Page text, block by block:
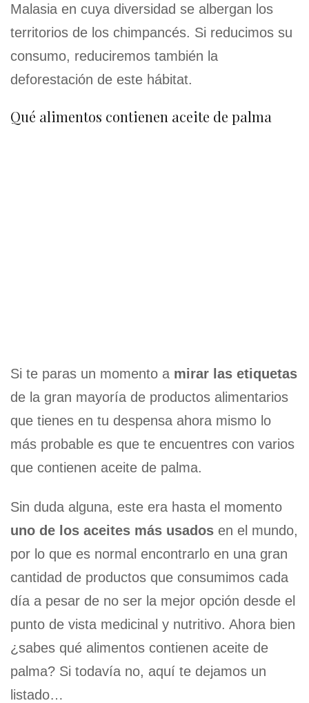
Malasia en cuya diversidad se albergan los
territorios de los chimpancés. Si reducimos su
consumo, reduciremos también la
deforestación de este hábitat.
Qué alimentos contienen aceite de palma
Si te paras un momento a mirar las etiquetas
de la gran mayoría de productos alimentarios
que tienes en tu despensa ahora mismo lo
más probable es que te encuentres con varios
que contienen aceite de palma.
Sin duda alguna, este era hasta el momento
uno de los aceites más usados en el mundo,
por lo que es normal encontrarlo en una gran
cantidad de productos que consumimos cada
día a pesar de no ser la mejor opción desde el
punto de vista medicinal y nutritivo. Ahora bien
¿sabes qué alimentos contienen aceite de
palma? Si todavía no, aquí te dejamos un
listado…